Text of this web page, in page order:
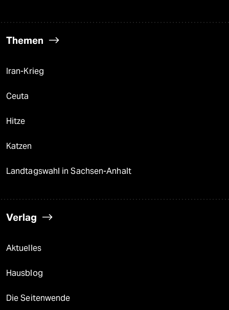
Themen
Iran-Krieg
Ceuta
Hitze
Katzen
Landtagswahl in Sachsen-Anhalt
Verlag
Aktuelles
Hausblog
Die Seitenwende